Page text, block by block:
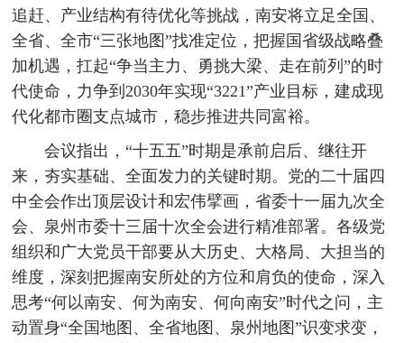
追赶、产业结构有待优化等挑战，南安将立足全国、
全省、全市“三张地图”找准定位，把握国省级战略叠
加机遇，扛起“争当主力、勇挑大梁、走在前列”的时
代使命，力争到2030年实现“3221”产业目标，建成现
代化都市圈支点城市，稳步推进共同富裕。
会议指出，“十五五”时期是承前启后、继往开
来，夯实基础、全面发力的关键时期。党的二十届四
中全会作出顶层设计和宏伟擘画，省委十一届九次全
会、泉州市委十三届十次全会进行精准部署。各级党
组织和广大党员干部要从大历史、大格局、大担当的
维度，深刻把握南安所处的方位和肩负的使命，深入
思考“何以南安、何为南安、何向南安”时代之问，主
动置身“全国地图、全省地图、泉州地图”识变求变，